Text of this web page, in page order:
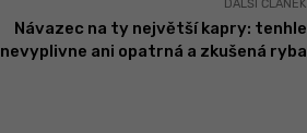
DALŠÍ ČLÁNEK
Návazec na ty největší kapry: tenhle
nevyplivne ani opatrná a zkušená ryba